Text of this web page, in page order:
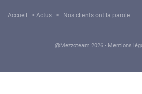
Accueil > Actus > Nos clients ont la parole
@Mezzoteam 2026 - Mentions